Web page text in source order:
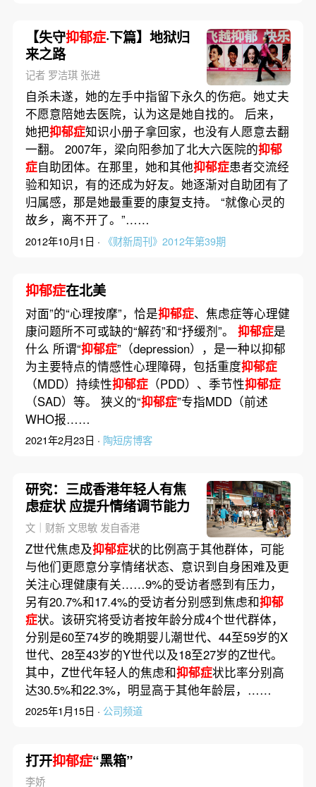
【失守抑郁症·下篇】地狱归
来之路
记者 罗洁琪 张进
自杀未遂，她的左手中指留下永久的伤疤。她丈夫
不愿意陪她去医院，认为这是她自找的。 后来，
她把抑郁症知识小册子拿回家，也没有人愿意去翻
一翻。 2007年，梁向阳参加了北大六医院的抑郁
症自助团体。在那里，她和其他抑郁症患者交流经
验和知识，有的还成为好友。她逐渐对自助团有了
归属感，那是她最重要的康复支持。 “就像心灵的
故乡，离不开了。”……
2012年10月1日 · 《财新周刊》2012年第39期
抑郁症在北美
对面”的“心理按摩”，恰是抑郁症、焦虑症等心理健
康问题所不可或缺的“解药”和“抒缓剂”。 抑郁症是
什么 所谓“抑郁症”（depression），是一种以抑郁
为主要特点的情感性心理障碍，包括重度抑郁症
（MDD）持续性抑郁症（PDD）、季节性抑郁症
（SAD）等。 狭义的“抑郁症”专指MDD（前述
WHO报……
2021年2月23日 · 陶短房博客
研究：三成香港年轻人有焦
虑症状 应提升情绪调节能力
文｜财新 文思敏 发自香港
Z世代焦虑及抑郁症状的比例高于其他群体，可能
与他们更愿意分享情绪状态、意识到自身困难及更
关注心理健康有关……9%的受访者感到有压力，
另有20.7%和17.4%的受访者分别感到焦虑和抑郁
症状。该研究将受访者按年龄分成4个世代群体，
分别是60至74岁的晚期婴儿潮世代、44至59岁的X
世代、28至43岁的Y世代以及18至27岁的Z世代。
其中，Z世代年轻人的焦虑和抑郁症状比率分别高
达30.5%和22.3%，明显高于其他年龄层，……
2025年1月15日 · 公司频道
打开抑郁症“黑箱”
李娇